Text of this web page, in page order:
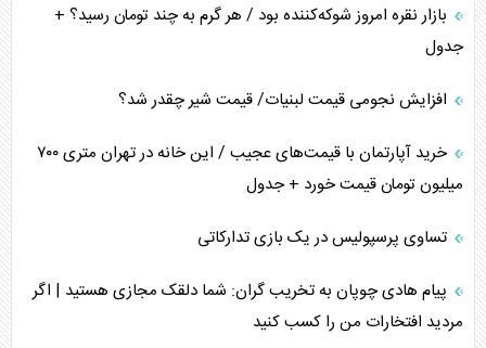
بازار نقره امروز شوکه‌کننده بود / هر گرم به چند تومان رسید؟ +
جدول
افزایش نجومی قیمت لبنیات/ قیمت شیر چقدر شد؟
خرید آپارتمان با قیمت‌های عجیب / این خانه در تهران متری ۷۰۰
میلیون تومان قیمت خورد + جدول
تساوی پرسپولیس در یک بازی تدارکاتی
پیام هادی چوپان به تخریب گران: شما دلقک مجازی هستید | اگر
مردید افتخارات من را کسب کنید